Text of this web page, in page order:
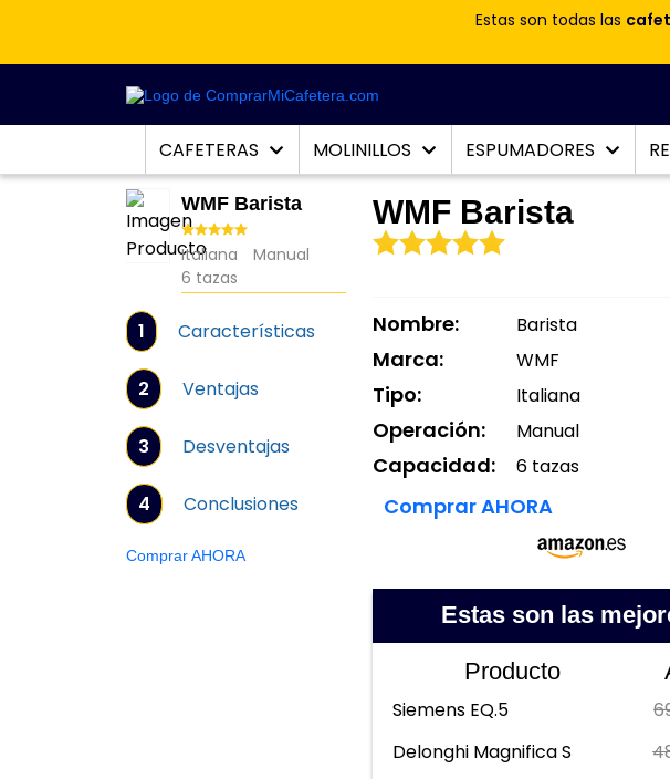
Estas son todas las
CAFETERAS MOLINILLOS ESPUMADORES
WMF Barista
Italiana
Manual
6 tazas
1 Características
2 Ventajas
3 Desventajas
4 Conclusiones
Comprar AHORA
WMF Barista
Nombre: Barista
Marca: WMF
Tipo: Italiana
Operación: Manual
Capacidad: 6 tazas
Comprar AHORA
Estas son las
Producto
Siemens EQ.5
Delonghi Magnifica S